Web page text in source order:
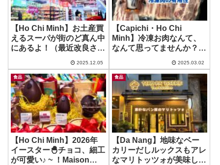
【Ho Chi Minh】お土産買
えるスーパが街のど真ん中
にあるよ！（最近改良され
2025.12.05
【Capichi・Ho Chi
Minh】冷凍お肉なんて、
なんて思ってませんか？そ
か」によりますよ！という
話（薄切り肉編）＋レシピ
2025.03.02
食品
【Ho Chi Minh】2026年
イースター🐣チョコ、細工
が可愛い♪ ~ ！Maison
食品
【Da Nang】地味なベー
カリーだしルックスもアレ
なマリトッツォが美味しか